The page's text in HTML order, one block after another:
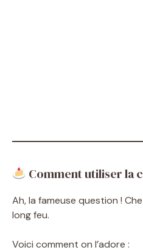
Comment utiliser la
Ah, la fameuse question !
long feu.
Voici comment on l’adore :